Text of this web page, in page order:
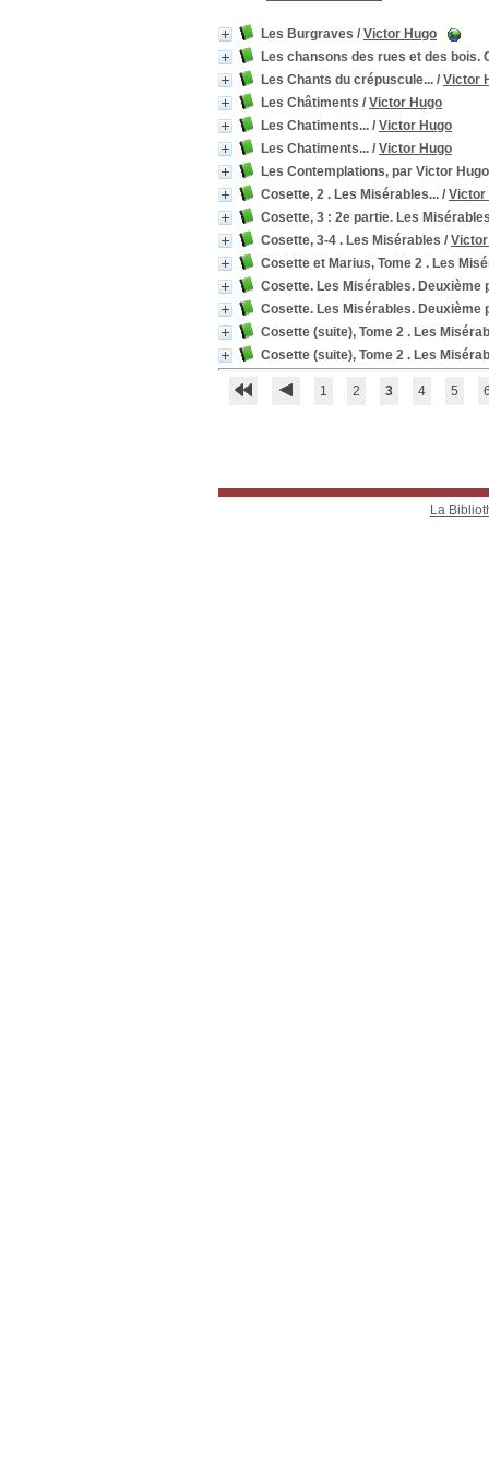
Les Burgraves / Victor Hugo
Les chansons des rues et des bois.
Les Chants du crépuscule... / Victor
Les Châtiments / Victor Hugo
Les Chatiments... / Victor Hugo
Les Chatiments... / Victor Hugo
Les Contemplations, par Victor
Cosette, 2 . Les Misérables... / Victor
Cosette, 3 : 2e partie. Les
Cosette, 3-4 . Les Misérables /
Cosette et Marius, Tome 2 . Les
Cosette. Les Misérables. Deuxième
Cosette. Les Misérables. Deuxième
Cosette (suite), Tome 2 . Les
Cosette (suite), Tome 2 . Les
1 2 3 4 5
La